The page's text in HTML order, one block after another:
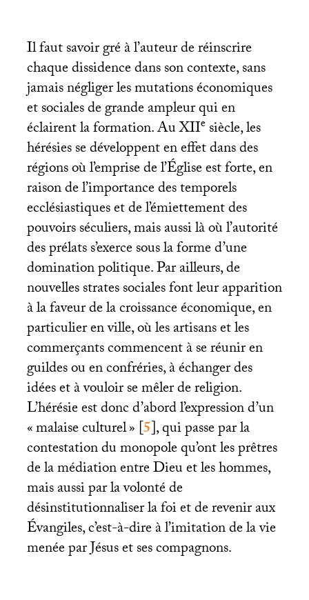
Il faut savoir gré à l’auteur de réinscrire
chaque dissidence dans son contexte, sans
jamais négliger les mutations économiques
et sociales de grande ampleur qui en
éclairent la formation. AuXIIesiècle, les
hérésies se développent en effet dans des
régions où l’emprise de l’Église est forte, en
raison de l’importance des temporels
ecclésiastiques et de l’émiettement des
pouvoirs séculiers, mais aussi là où l’autorité
des prélats s’exerce sous la forme d’une
domination politique. Par ailleurs, de
nouvelles strates sociales font leur apparition
à la faveur de la croissance économique, en
particulier en ville, où les artisans et les
commerçants commencent à se réunir en
guildes ou en confréries, à échanger des
idées et à vouloir se mêler de religion.
L’hérésie est donc d’abord l’expression d’un
«malaise culturel»[5], qui passe par la
contestation du monopole qu’ont les prêtres
de la médiation entre Dieu et les hommes,
mais aussi par la volonté de
désinstitutionnaliser la foi et de revenir aux
Évangiles, c’est-à-dire à l’imitation de la vie
menée par Jésus et ses compagnons.